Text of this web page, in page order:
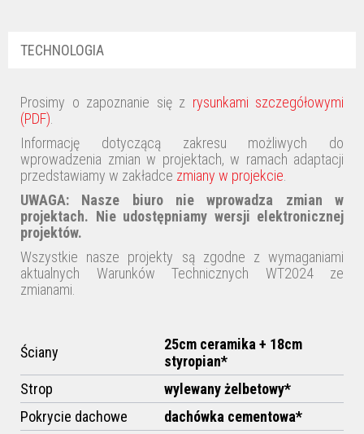
TECHNOLOGIA
Prosimy o zapoznanie się z rysunkami szczegółowymi
(PDF)
Informację dotyczącą zakresu możliwych do
wprowadzenia zmian w projektach, w ramach adaptacji
przedstawiamy w zakładce zmiany w projekcie
UWAGA: Nasze biuro nie wprowadza zmian w
projektach. Nie udostępniamy wersji elektronicznej
projektów.
Wszystkie nasze projekty są zgodne z wymaganiami
aktualnych Warunków Technicznych WT2024 ze
zmianami.
Ściany
25cm ceramika + 18cm
styropian*
Strop
wylewany żelbetowy*
Pokrycie dachowe
dachówka cementowa*